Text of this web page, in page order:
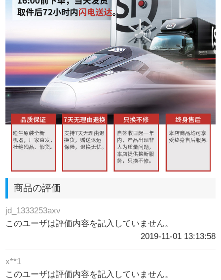
商品の評価
jd_1333253axv
このユーザは評価内容を記入していません。
2019-11-01 13:13:58
x**1
このユーザは評価内容を記入していません。